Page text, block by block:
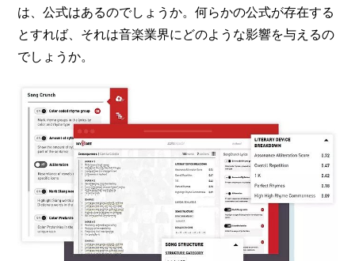
は、公式はあるのでしょうか。何らかの公式が存在する
とすれば、それは音楽業界にどのような影響を与えるの
でしょうか。